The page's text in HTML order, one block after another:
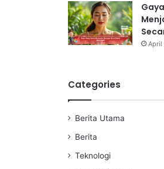
April
Categories
Berita Utama
Berita
Teknologi